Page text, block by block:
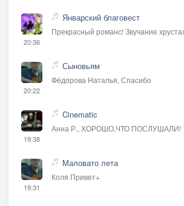
20:36
Январский благовест
Прекрасный романс! Звучание
20:22
Сыновьям
Фёдорова Наталья, Спасибо
19:38
Cinematic
Анна Р., ХОРОШО,ЧТО ПОСЛУШАЛИ!
19:31
Маловато лета
Коля Привет+